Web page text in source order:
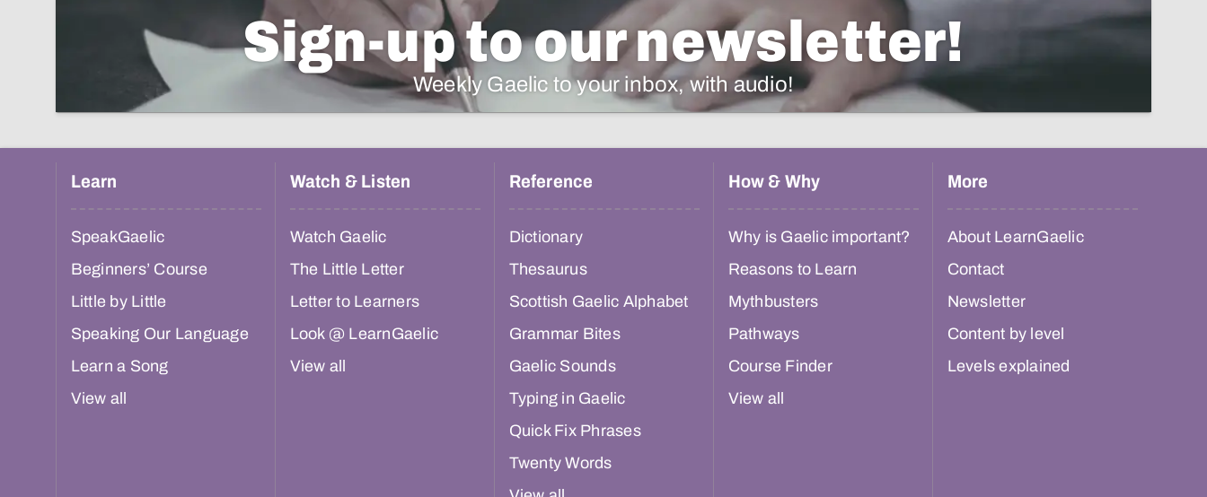
Sign-up to our newsletter!
Weekly Gaelic to your inbox, with audio!
Learn
SpeakGaelic
Beginners’ Course
Little by Little
Speaking Our Language
Learn a Song
View all
Watch & Listen
Watch Gaelic
The Little Letter
Letter to Learners
Look @ LearnGaelic
View all
Reference
Dictionary
Thesaurus
Scottish Gaelic Alphabet
Grammar Bites
Gaelic Sounds
Typing in Gaelic
Quick Fix Phrases
Twenty Words
How & Why
Why is Gaelic important?
Reasons to Learn
Mythbusters
Pathways
Course Finder
View all
More
About LearnGaelic
Contact
Newsletter
Content by level
Levels explained